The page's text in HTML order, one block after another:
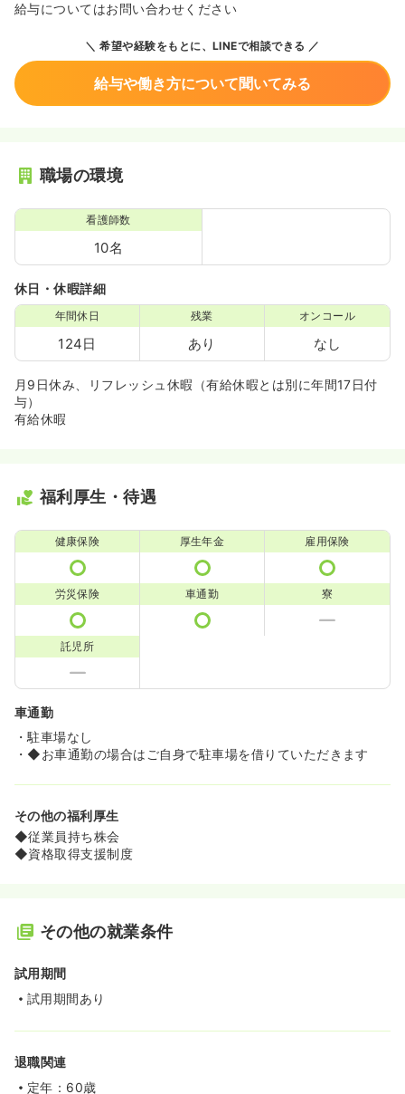
給与についてはお問い合わせください
希望や経験をもとに、LINEで相談できる
給与や働き方について聞いてみる
職場の環境
看護師数
10名
休日・休暇詳細
年間休日
124日
残業
あり
オンコール
なし
月9日休み、リフレッシュ休暇（有給休暇とは別に年間17日付
与）
有給休暇
福利厚生・待遇
健康保険 厚生年金 雇用保険
労災保険 車通勤 寮
託児所
車通勤
・駐車場なし
・◆お車通勤の場合はご自身で駐車場を借りていただきます
その他の福利厚生
◆従業員持ち株会
◆資格取得支援制度
その他の就業条件
試用期間
試用期間あり
退職関連
定年：60歳